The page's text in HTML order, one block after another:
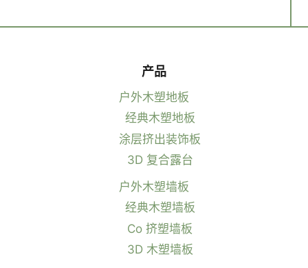
产品
户外木塑地板
经典木塑地板
涂层挤出装饰板
3D 复合露台
户外木塑墙板
经典木塑墙板
Co 挤塑墙板
3D 木塑墙板